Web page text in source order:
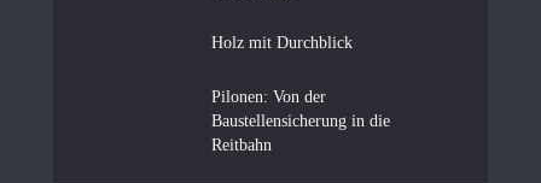
Holz mit Durchblick
Pilonen: Von der
Baustellensicherung in die
Reitbahn